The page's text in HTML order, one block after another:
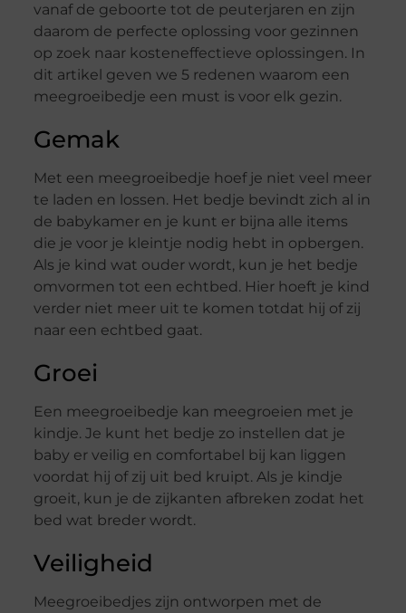
vanaf de geboorte tot de peuterjaren en zijn
daarom de perfecte oplossing voor gezinnen
op zoek naar kosteneffectieve oplossingen. In
dit artikel geven we 5 redenen waarom een
meegroeibedje een must is voor elk gezin.
Gemak
Met een meegroeibedje hoef je niet veel meer
te laden en lossen. Het bedje bevindt zich al in
de babykamer en je kunt er bijna alle items
die je voor je kleintje nodig hebt in opbergen.
Als je kind wat ouder wordt, kun je het bedje
omvormen tot een echtbed. Hier hoeft je kind
verder niet meer uit te komen totdat hij of zij
naar een echtbed gaat.
Groei
Een meegroeibedje kan meegroeien met je
kindje. Je kunt het bedje zo instellen dat je
baby er veilig en comfortabel bij kan liggen
voordat hij of zij uit bed kruipt. Als je kindje
groeit, kun je de zijkanten afbreken zodat het
bed wat breder wordt.
Veiligheid
Meegroeibedjes zijn ontworpen met de